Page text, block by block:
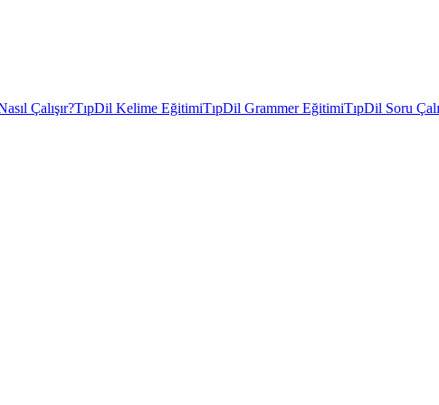
Çalışır?TıpDil Kelime EğitimiTıpDil Grammer EğitimiTıpDil Soru